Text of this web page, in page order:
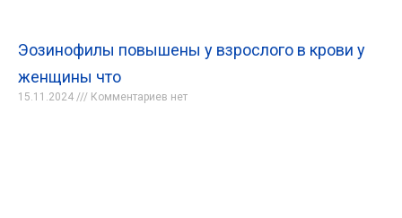
Эозинофилы повышены у взрослого в крови у
женщины что
15.11.2024 Комментариев нет